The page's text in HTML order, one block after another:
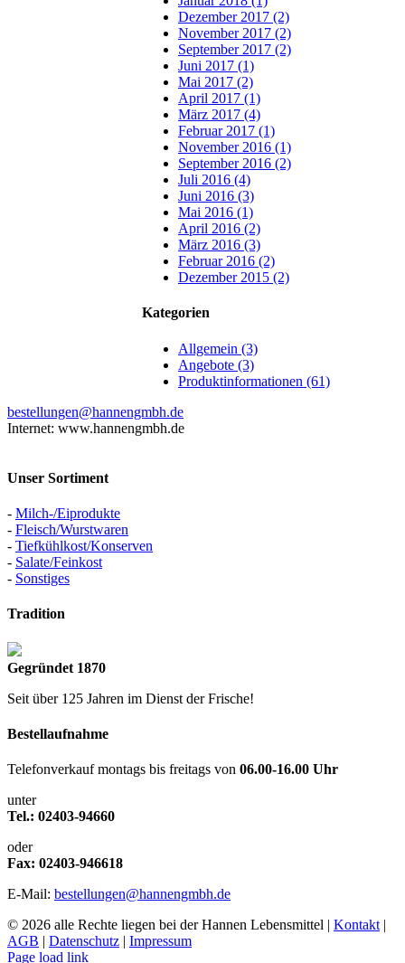
Dezember 2017 (2)
November 2017 (2)
September 2017 (2)
Juni 2017 (1)
Mai 2017 (2)
April 2017 (1)
März 2017 (4)
Februar 2017 (1)
November 2016 (1)
September 2016 (2)
Juli 2016 (4)
Juni 2016 (3)
Mai 2016 (1)
April 2016 (2)
März 2016 (3)
Februar 2016 (2)
Dezember 2015 (2)
Kategorien
Allgemein (3)
Angebote (3)
Produktinformationen (61)
bestellungen@hannengmbh.de
Internet: www.hannengmbh.de
Unser Sortiment
- Milch-/Eiprodukte
- Fleisch/Wurstwaren
- Tiefkühlkost/Konserven
- Salate/Feinkost
- Sonstiges
Tradition
Gegründet 1870
Seit über 125 Jahren im Dienst der Frische!
Bestellaufnahme
Telefonverkauf montags bis freitags von 06.00-16.00 Uhr
unter
Tel.: 02403-94660
oder
Fax: 02403-946618
E-Mail: bestellungen@hannengmbh.de
© 2026 alle Rechte liegen bei der Hannen Lebensmittel | Kontakt |
AGB | Datenschutz | Impressum
Page load link